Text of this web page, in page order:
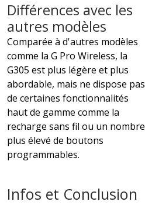
Différences avec les
autres modèles
Comparée à d'autres modèles
comme la G Pro Wireless, la
G305 est plus légère et plus
abordable, mais ne dispose pas
de certaines fonctionnalités
haut de gamme comme la
recharge sans fil ou un nombre
plus élevé de boutons
programmables.
Infos et Conclusion